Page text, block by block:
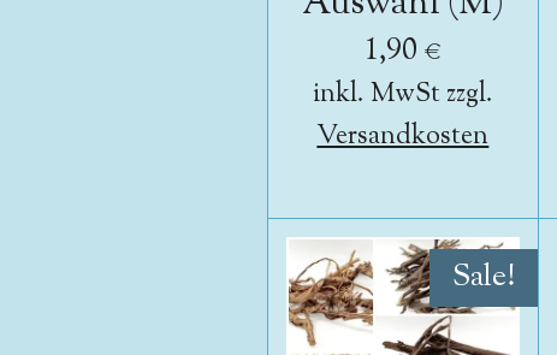
1,90 €
inkl. MwSt zzgl.
Versandkosten
Sale!